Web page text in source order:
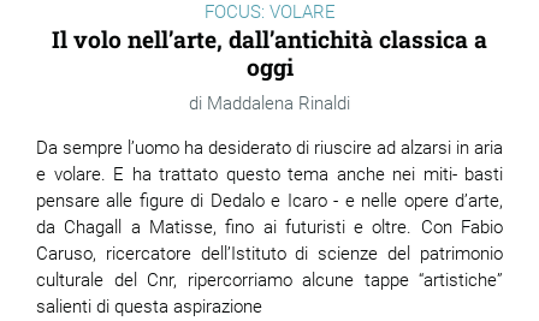
FOCUS: VOLARE
Il volo nell’arte, dall’antichità classica a
oggi
Maddalena Rinaldi
Da sempre l’uomo ha desiderato di riuscire ad alzarsi in aria
e volare. E ha trattato questo tema anche nei miti- basti
pensare alle figure di Dedalo e Icaro - e nelle opere d’arte,
da Chagall a Matisse, fino ai futuristi e oltre. Con Fabio
Caruso, ricercatore dell’Istituto di scienze del patrimonio
culturale del Cnr, ripercorriamo alcune tappe “artistiche”
salienti di questa aspirazione